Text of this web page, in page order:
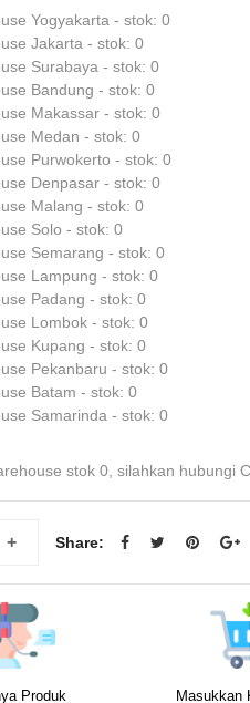
Yogyakarta - stok: 0
Jakarta - stok: 0
Surabaya - stok: 0
Bandung - stok: 0
Makassar - stok: 0
Medan - stok: 0
Purwokerto - stok: 0
Denpasar - stok: 0
Malang - stok: 0
Solo - stok: 0
Semarang - stok: 0
Lampung - stok: 0
Padang - stok: 0
Lombok - stok: 0
Kupang - stok: 0
Pekanbaru - stok: 0
Batam - stok: 0
Samarinda - stok: 0
stok 0, silahkan hubungi
+ Share:
Produk Masukkan